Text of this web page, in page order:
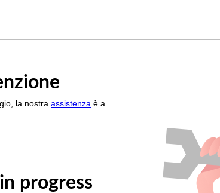
la nostraassistenza è a
progress